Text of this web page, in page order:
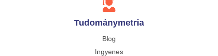
Tudománymetria
Blog
Ingyenes